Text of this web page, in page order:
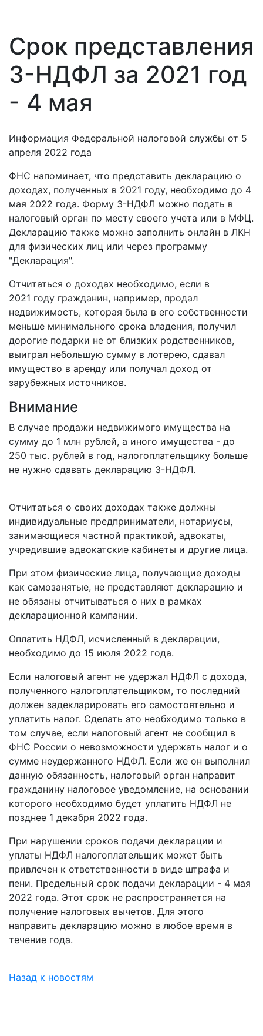
Срок представления
3-НДФЛ за 2021 год
- 4 мая
Информация Федеральной налоговой службы от 5
апреля 2022 года
ФНС напоминает, что представить декларацию о
доходах, полученных в 2021 году, необходимо до 4
мая 2022 года. Форму 3-НДФЛ можно подать в
налоговый орган по месту своего учета или в МФЦ.
Декларацию также можно заполнить онлайн в ЛКН
для физических лиц или через программу
"Декларация".
Отчитаться о доходах необходимо, если в
2021 году гражданин, например, продал
недвижимость, которая была в его собственности
меньше минимального срока владения, получил
дорогие подарки не от близких родственников,
выиграл небольшую сумму в лотерею, сдавал
имущество в аренду или получал доход от
зарубежных источников.
Внимание
В случае продажи недвижимого имущества на
сумму до 1 млн рублей, а иного имущества - до
250 тыс. рублей в год, налогоплательщику больше
не нужно сдавать декларацию 3-НДФЛ.
Отчитаться о своих доходах также должны
индивидуальные предприниматели, нотариусы,
занимающиеся частной практикой, адвокаты,
учредившие адвокатские кабинеты и другие лица.
При этом физические лица, получающие доходы
как самозанятые, не представляют декларацию и
не обязаны отчитываться о них в рамках
декларационной кампании.
Оплатить НДФЛ, исчисленный в декларации,
необходимо до 15 июля 2022 года.
Если налоговый агент не удержал НДФЛ с дохода,
полученного налогоплательщиком, то последний
должен задекларировать его самостоятельно и
уплатить налог. Сделать это необходимо только в
том случае, если налоговый агент не сообщил в
ФНС России о невозможности удержать налог и о
сумме неудержанного НДФЛ. Если же он выполнил
данную обязанность, налоговый орган направит
гражданину налоговое уведомление, на основании
которого необходимо будет уплатить НДФЛ не
позднее 1 декабря 2022 года.
При нарушении сроков подачи декларации и
уплаты НДФЛ налогоплательщик может быть
привлечен к ответственности в виде штрафа и
пени. Предельный срок подачи декларации - 4 мая
2022 года. Этот срок не распространяется на
получение налоговых вычетов. Для этого
направить декларацию можно в любое время в
течение года.
Назад к новостям